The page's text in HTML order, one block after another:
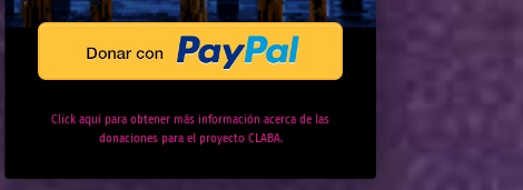
Click aquí para obtener más información acerca de las
donaciones para el proyecto CLABA.